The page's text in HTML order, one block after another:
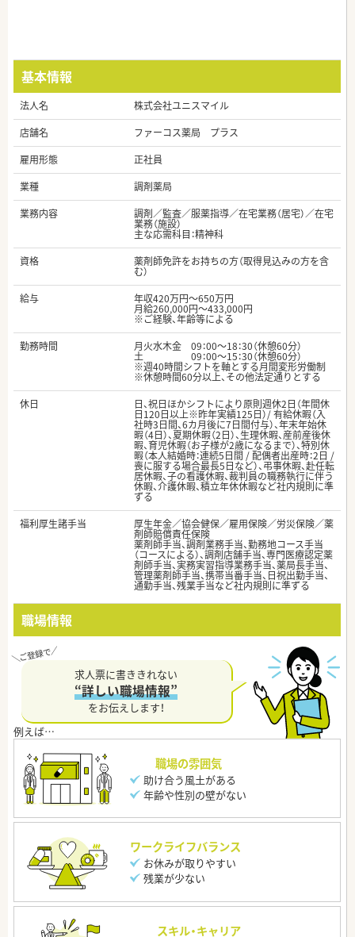
基本情報
法人名
株式会社ユニスマイル
店舗名
ファーコス薬局 プラス
雇用形態
正社員
業種
調剤薬局
業務内容
調剤／監査／服薬指導／在宅業務（居宅）／在宅
業務（施設）
主な応需科目：精神科
資格
薬剤師免許をお持ちの方（取得見込みの方を含
む）
給与
年収420万円～650万円
月給260,000円～433,000円
※ご経験、年齢等による
勤務時間
月火水木金 09：00～18：30（休憩60分）
土 09：00～15：30（休憩60分）
※週40時間シフトを軸とする月間変形労働制
※休憩時間60分以上、その他法定通りとする
休日
日、祝日ほかシフトにより原則週休2日（年間休
日120日以上※昨年実績125日）/ 有給休暇（入
社時3日間、6カ月後に7日間付与）、年末年始休
暇（4日）、夏期休暇（2日）、生理休暇、産前産後休
暇、育児休暇（お子様が2歳になるまで）、特別休
暇（本人結婚時：連続5日間 / 配偶者出産時：2日 /
喪に服する場合最長5日など）、弔事休暇、赴任転
居休暇、子の看護休暇、裁判員の職務執行に伴う
休暇、介護休暇、積立年休休暇など社内規則に準
ずる
福利厚生諸手当
厚生年金／協会健保／雇用保険／労災保険／薬
剤師賠償責任保険
薬剤師手当、調剤業務手当、勤務地コース手当
（コースによる）、調剤店舗手当、専門医療認定薬
剤師手当、実務実習指導業務手当、薬局長手当、
管理薬剤師手当、携帯当番手当、日祝出勤手当、
通勤手当、残業手当など社内規則に準ずる
職場情報
求人票に書ききれない
“詳しい職場情報”
をお伝えします！
職場の雰囲気
助け合う風土がある
年齢や性別の壁がない
ワークライフバランス
お休みが取りやすい
残業が少ない
スキル・キャリア